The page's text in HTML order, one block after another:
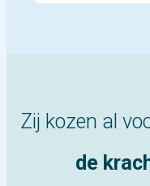
Zij kozen al
de